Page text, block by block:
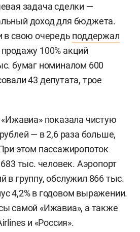
задача сделки —
доход для бюджета.
в свою очередь поддержал
100% акций
бумаг номиналом 600
43 депутата, трое
показала чистую
— в 2,6 раза больше,
этом пассажиропоток
тыс. человек. Аэропорт
в группу, обслужил 866 тыс.
4,2% в годовом выражении.
самой «Ижавиа», а также
и «Россия».